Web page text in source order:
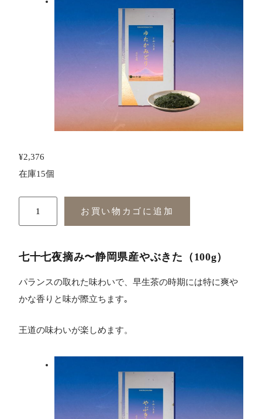
¥2,376
在庫15個
お買い物カゴに追加
七十七夜摘み〜静岡県産やぶきた （100g）
パランスの取れた味わいで、早生茶の時期には特に爽や
かな香りと味が際立ちます｡
王道の味わいが楽しめます。